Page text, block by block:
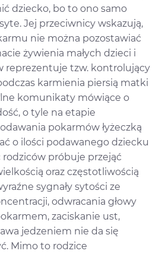
dziecko, bo to ono samo
Jej przeciwnicy wskazują,
nie można pozostawiać
żywienia małych dzieci i
reprezentuje tzw. kontrolujący
karmienia piersią matki
komunikaty mówiące o
o tyle na etapie
pokarmów łyżeczką
o ilości podawanego dziecku
próbuje przejąć
oraz częstotliwością
sygnały sytości ze
odwracania głowy
zaciskanie ust,
jedzeniem nie da się
Mimo to rodzice